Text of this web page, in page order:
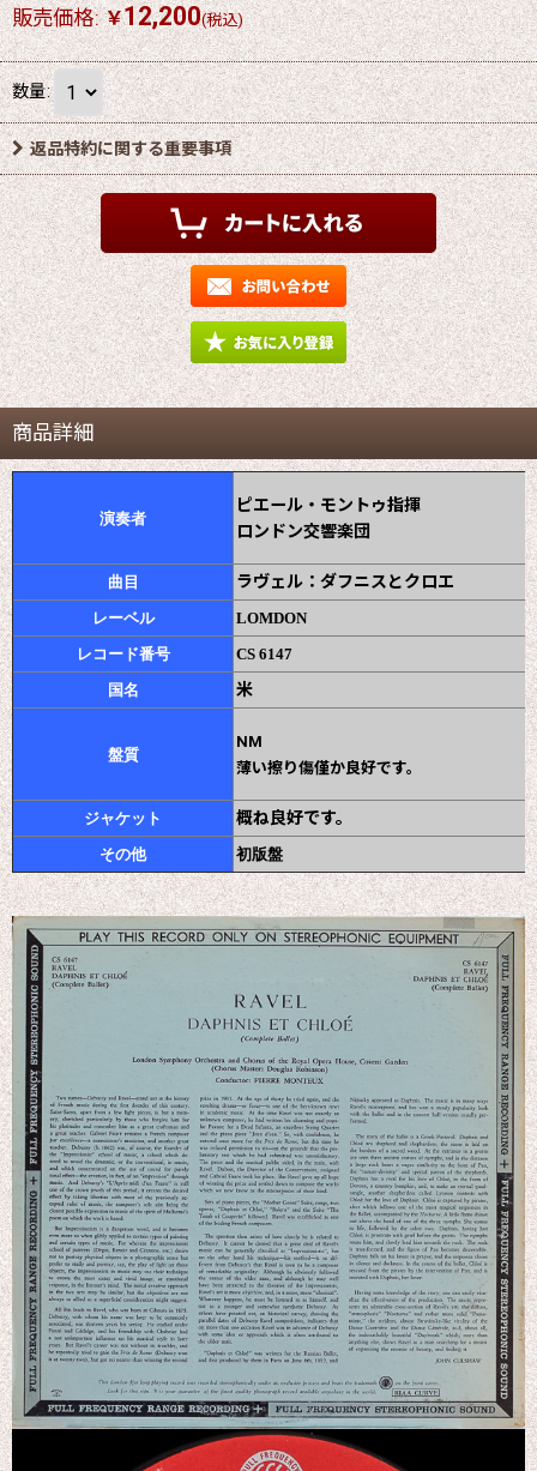
販売価格: ￥12,200(税込)
数量:
返品特約に関する重要事項
商品詳細
演奏者
ピエール・モントゥ指揮
ロンドン交響楽団
曲目 ラヴェル：ダフニスとクロエ
レーベル
LOMDON
レコード番号
CS 6147
国名
米
盤質
NM
薄い擦り傷僅か良好です。
ジャケット 概ね良好です。
その他 初版盤